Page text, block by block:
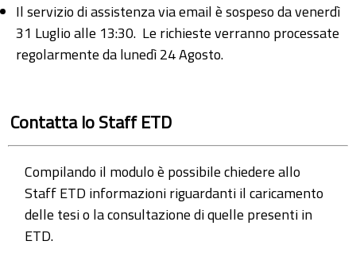
Il servizio di assistenza via email è sospeso da venerdì
31 Luglio alle 13:30. Le richieste verranno processate
regolarmente da lunedì 24 Agosto.
Contatta lo Staff ETD
Compilando il modulo è possibile chiedere allo
Staff ETD informazioni riguardanti il caricamento
delle tesi o la consultazione di quelle presenti in
ETD.